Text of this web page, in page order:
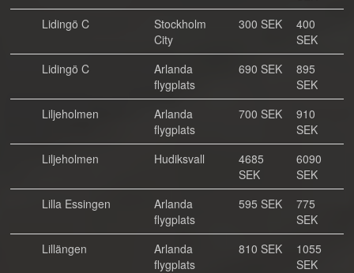
Lidingö C
Stockholm
City
300 SEK
400
SEK
Lidingö C
Arlanda
flygplats
690 SEK
895
SEK
Liljeholmen
Arlanda
flygplats
700 SEK
910
SEK
Liljeholmen
Hudiksvall
4685
SEK
6090
SEK
Lilla Essingen
Arlanda
flygplats
595 SEK
775
SEK
Lillängen
Arlanda
flygplats
810 SEK
1055
SEK